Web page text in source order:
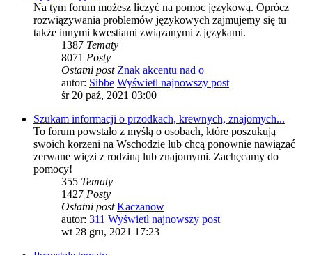
Na tym forum możesz liczyć na pomoc językową. Oprócz
rozwiązywania problemów językowych zajmujemy się tu
także innymi kwestiami związanymi z językami.
1387 Tematy
8071 Posty
Ostatni post Znak akcentu nad o
autor: Sibbe Wyświetl najnowszy post
śr 20 paź, 2021 03:00
Szukam informacji o przodkach, krewnych, znajomych...
To forum powstało z myślą o osobach, które poszukują
swoich korzeni na Wschodzie lub chcą ponownie nawiązać
zerwane więzi z rodziną lub znajomymi. Zachęcamy do
pomocy!
355 Tematy
1427 Posty
Ostatni post Kaczanow
autor: 311 Wyświetl najnowszy post
wt 28 gru, 2021 17:23